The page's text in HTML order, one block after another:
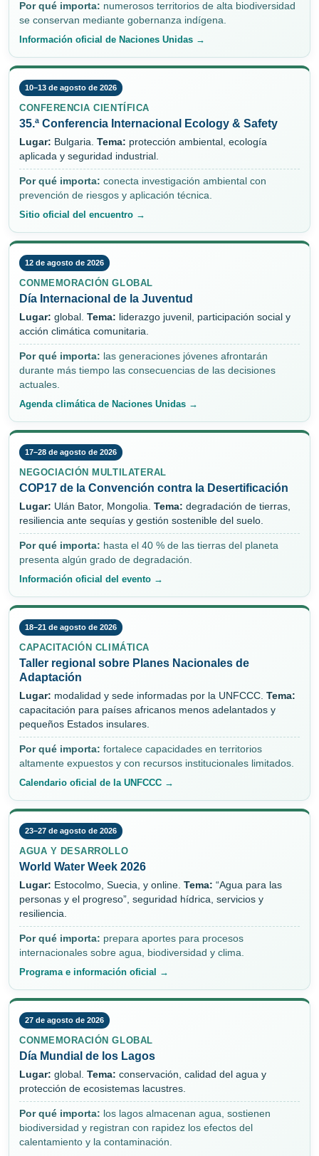
Por qué importa: numerosos territorios de alta biodiversidad
se conservan mediante gobernanza indígena.
Información oficial de Naciones Unidas →
10–13 de agosto de 2026
CONFERENCIA CIENTÍFICA
35.ª Conferencia Internacional Ecology & Safety
Lugar: Bulgaria. Tema: protección ambiental, ecología
aplicada y seguridad industrial.
Por qué importa: conecta investigación ambiental con
prevención de riesgos y aplicación técnica.
Sitio oficial del encuentro →
12 de agosto de 2026
CONMEMORACIÓN GLOBAL
Día Internacional de la Juventud
Lugar: global. Tema: liderazgo juvenil, participación social y
acción climática comunitaria.
Por qué importa: las generaciones jóvenes afrontarán
durante más tiempo las consecuencias de las decisiones
actuales.
Agenda climática de Naciones Unidas →
17–28 de agosto de 2026
NEGOCIACIÓN MULTILATERAL
COP17 de la Convención contra la Desertificación
Lugar: Ulán Bator, Mongolia. Tema: degradación de tierras,
resiliencia ante sequías y gestión sostenible del suelo.
Por qué importa: hasta el 40 % de las tierras del planeta
presenta algún grado de degradación.
Información oficial del evento →
18–21 de agosto de 2026
CAPACITACIÓN CLIMÁTICA
Taller regional sobre Planes Nacionales de
Adaptación
Lugar: modalidad y sede informadas por la UNFCCC. Tema:
capacitación para países africanos menos adelantados y
pequeños Estados insulares.
Por qué importa: fortalece capacidades en territorios
altamente expuestos y con recursos institucionales limitados.
Calendario oficial de la UNFCCC →
23–27 de agosto de 2026
AGUA Y DESARROLLO
World Water Week 2026
Lugar: Estocolmo, Suecia, y online. Tema: “Agua para las
personas y el progreso”, seguridad hídrica, servicios y
resiliencia.
Por qué importa: prepara aportes para procesos
internacionales sobre agua, biodiversidad y clima.
Programa e información oficial →
27 de agosto de 2026
CONMEMORACIÓN GLOBAL
Día Mundial de los Lagos
Lugar: global. Tema: conservación, calidad del agua y
protección de ecosistemas lacustres.
Por qué importa: los lagos almacenan agua, sostienen
biodiversidad y registran con rapidez los efectos del
calentamiento y la contaminación.